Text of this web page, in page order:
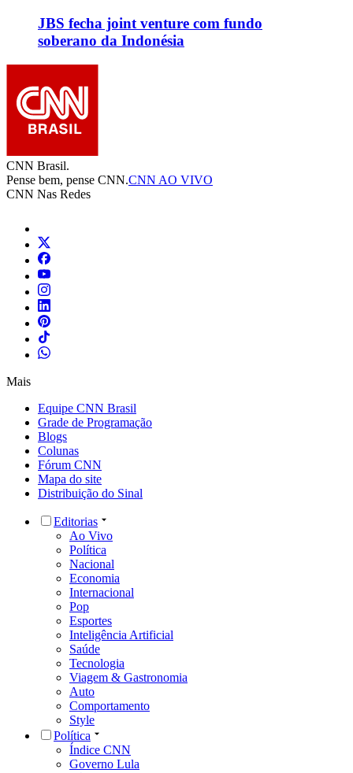
JBS fecha joint venture com fundo
soberano da Indonésia
CNN Brasil.
Pense bem, pense CNN.CNN AO VIVO
CNN Nas Redes
Mais
Equipe CNN Brasil
Grade de Programação
Blogs
Colunas
Fórum CNN
Mapa do site
Distribuição do Sinal
Editorias
Ao Vivo
Política
Nacional
Economia
Internacional
Pop
Esportes
Inteligência Artificial
Saúde
Tecnologia
Viagem & Gastronomia
Auto
Comportamento
Style
Política
Índice CNN
Governo Lula